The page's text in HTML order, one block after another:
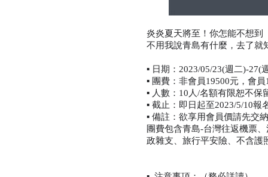
炎炎夏天將至！你怎能不想到
不用我說青島有什麼，去了就
▪️ 日期：2023/05/23(週二)-27(
▪️ 團費：非會員19500元，會
▪️ 人數：10人/名額有限恕不保
▪️ 截止：即日起至2023/5/10報
▪️ 備註：欲享用會員價請先交
團費包含青島-台灣往返機票
政雜支、旅行平安險、不含護